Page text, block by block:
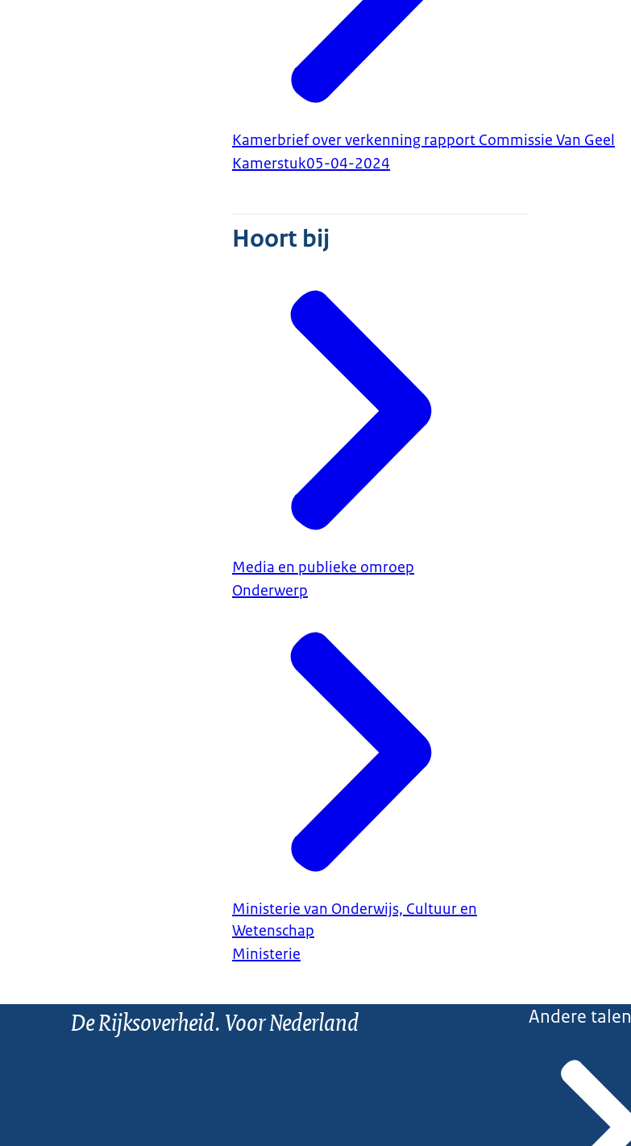
Kamerbrief over verkenning rapport Commissie Van Geel
Kamerstuk05-04-2024
Hoort bij
Media en publieke omroep
Onderwerp
Ministerie van Onderwijs, Cultuur en
Wetenschap
Ministerie
De Rijksoverheid. Voor Nederland Andere talen